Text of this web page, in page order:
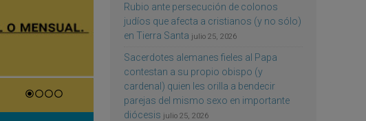
Rubio ante persecución de colonos
judíos que afecta a cristianos (y no sólo)
en Tierra Santa julio 25, 2026
Sacerdotes alemanes fieles al Papa
contestan a su propio obispo (y
cardenal) quien les orilla a bendecir
parejas del mismo sexo en importante
diócesis julio 25, 2026